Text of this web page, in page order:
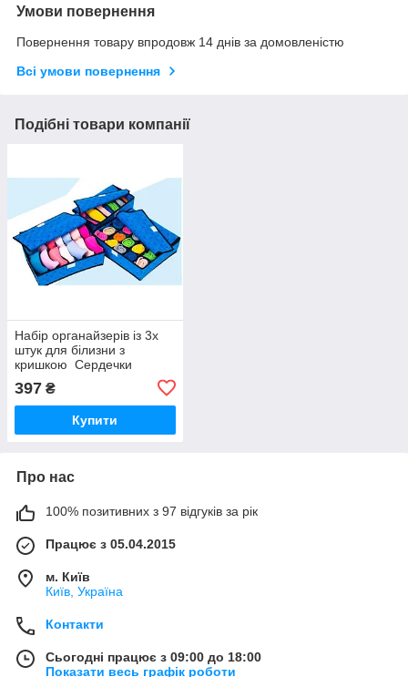
Умови повернення
Повернення товару впродовж 14 днів за домовленістю
Всі умови повернення
Подібні товари компанії
Набір органайзерів із 3х
штук для білизни з
кришкою Сердечки
397 ₴
Купити
Про нас
100% позитивних з 97 відгуків за рік
Працює з 05.04.2015
м. Київ
Київ, Україна
Контакти
Сьогодні працює з 09:00 до 18:00
Показати весь графік роботи